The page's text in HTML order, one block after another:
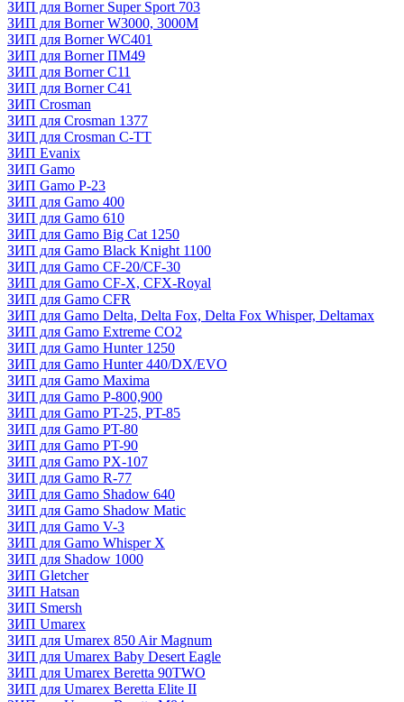
ЗИП для Borner Super Sport 703
ЗИП для Borner W3000, 3000М
ЗИП для Borner WC401
ЗИП для Borner ПМ49
ЗИП для Borner С11
ЗИП для Borner С41
ЗИП Crosman
ЗИП для Crosman 1377
ЗИП для Crosman C-TT
ЗИП Evanix
ЗИП Gamo
ЗИП Gamo P-23
ЗИП для Gamo 400
ЗИП для Gamo 610
ЗИП для Gamo Big Cat 1250
ЗИП для Gamo Black Knight 1100
ЗИП для Gamo CF-20/CF-30
ЗИП для Gamo CF-X, CFX-Royal
ЗИП для Gamo CFR
ЗИП для Gamo Delta, Delta Fox, Delta Fox Whisper, Deltamax
ЗИП для Gamo Extreme CO2
ЗИП для Gamo Hunter 1250
ЗИП для Gamo Hunter 440/DX/EVO
ЗИП для Gamo Maxima
ЗИП для Gamo P-800,900
ЗИП для Gamo PT-25, PT-85
ЗИП для Gamo PT-80
ЗИП для Gamo PT-90
ЗИП для Gamo PX-107
ЗИП для Gamo R-77
ЗИП для Gamo Shadow 640
ЗИП для Gamo Shadow Matic
ЗИП для Gamo V-3
ЗИП для Gamo Whisper X
ЗИП для Shadow 1000
ЗИП Gletcher
ЗИП Hatsan
ЗИП Smersh
ЗИП Umarex
ЗИП для Umarex 850 Air Magnum
ЗИП для Umarex Baby Desert Eagle
ЗИП для Umarex Beretta 90TWO
ЗИП для Umarex Beretta Elite II